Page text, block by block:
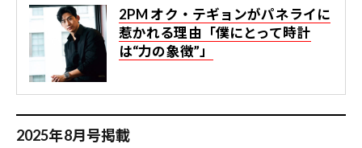
2PM オク・テギョンがパネライに
惹かれる理由「僕にとって時計
は“力の象徴”」
2025年8月号掲載